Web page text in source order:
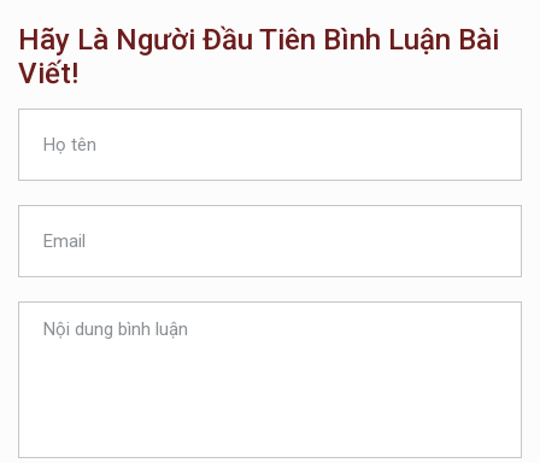
Hãy Là Người Đầu Tiên Bình Luận Bài
Viết!